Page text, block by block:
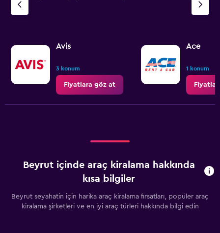
Avis
3 konum
Fiyatlara göz at
Ace
1 konum
Beyrut içinde araç kiralama hakkında
kısa bilgiler
Beyrut seyahatin için harika araç kiralama fırsatları, popüler araç
kiralama şirketleri ve en iyi araç türleri hakkında bilgi edin